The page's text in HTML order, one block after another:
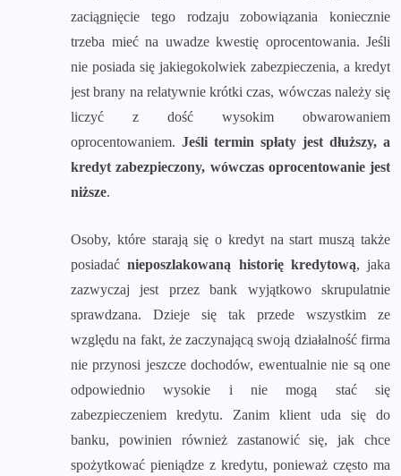
zaciągnięcie tego rodzaju zobowiązania koniecznie
trzeba mieć na uwadze kwestię oprocentowania. Jeśli
nie posiada się jakiegokolwiek zabezpieczenia, a kredyt
jest brany na relatywnie krótki czas, wówczas należy się
liczyć z dość wysokim obwarowaniem
oprocentowaniem. Jeśli termin spłaty jest dłuższy, a
kredyt zabezpieczony, wówczas oprocentowanie jest
niższe.
Osoby, które starają się o kredyt na start muszą także
posiadaćnieposzlakowaną historię kredytową, jaka
zazwyczaj jest przez bank wyjątkowo skrupulatnie
sprawdzana. Dzieje się tak przede wszystkim ze
względu na fakt, że zaczynającą swoją działalność firma
nie przynosi jeszcze dochodów, ewentualnie nie są one
odpowiednio wysokie i nie mogą stać się
zabezpieczeniem kredytu. Zanim klient uda się do
banku, powinien również zastanowić się, jak chce
spożytkować pieniądze z kredytu, ponieważ często ma